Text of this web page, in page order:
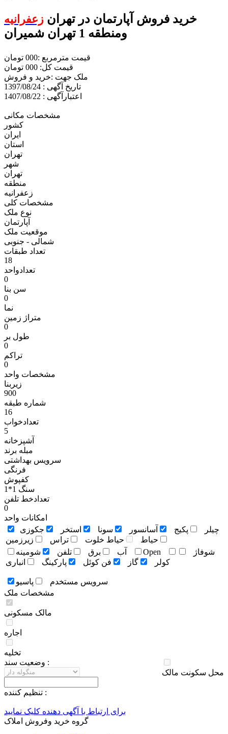
خرید فروش آپارتمان در تهران زعفرانیه
ومنطقه 1 تهران شمیران
قیمت مترمربع :000 تومان
قیمت کل: 000 تومان
ملک جهت :خريد و فروش
تاریخ آگهی : 1397/08/24
اعتبارآگهی : 1407/08/22
مشخصات مکانی
کشور
ایران
استان
تهران
شهر
تهران
منطقه
زعفرانیه
مشخصات کلی
نوع ملک
آپارتمان
موقعیت ملک
شمالی - جنوبی
تعداد طبقات
18
تعدادواحد
0
سن بنا
0
نما
متراژ زمين
0
طول بر
0
تراکم
0
مشخصات واحد
زیربنا
900
شماره طبقه
16
تعدادخواب
5
آشپزخانه
مبله برند
سرویس بهداشتی
فرنگی
کفپوش
سنگ 1*1
تعدادخط تلفن
0
امکانات واحد
چيلر
پکيج آسانسور سونا استخر
جکوزی
حياط
حياط خلوت تراس
زيرزمين
آب
برق تلفن شومينه Open
شوفاژ
کولر
گاز فن کوئل پارکينگ انباری
سرويس مستخدم
پاسيو
مشخصات ملک
مالک مسکونی
اجاره
تخلیه
محل سکونت مالک
وضعيت سند :
تنظيم کننده :
برای ارتباط با آگهی دهنده کلیک نمایید
گروه خرید وفروش املاک